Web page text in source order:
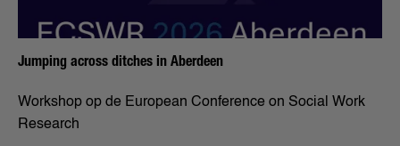
Jumping across ditches in Aberdeen
Workshop op de European Conference on Social Work
Research